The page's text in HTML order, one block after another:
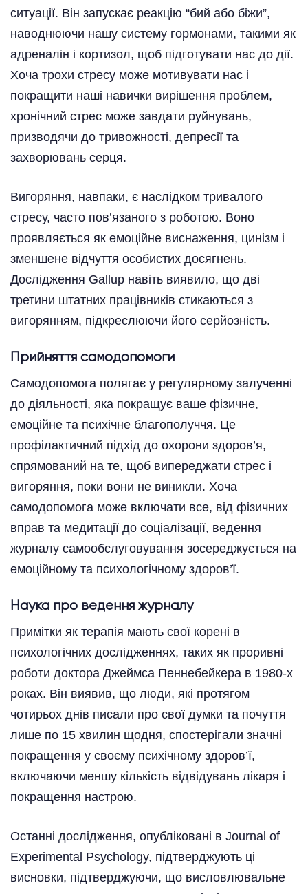
ситуації. Він запускає реакцію “бий або біжи”,
наводнюючи нашу систему гормонами, такими як
адреналін і кортизол, щоб підготувати нас до дії.
Хоча трохи стресу може мотивувати нас і
покращити наші навички вирішення проблем,
хронічний стрес може завдати руйнувань,
призводячи до тривожності, депресії та
захворювань серця.
Вигоряння, навпаки, є наслідком тривалого
стресу, часто пов’язаного з роботою. Воно
проявляється як емоційне виснаження, цинізм і
зменшене відчуття особистих досягнень.
Дослідження Gallup навіть виявило, що дві
третини штатних працівників стикаються з
вигорянням, підкреслюючи його серйозність.
Прийняття самодопомоги
Самодопомога полягає у регулярному залученні
до діяльності, яка покращує ваше фізичне,
емоційне та психічне благополуччя. Це
профілактичний підхід до охорони здоров’я,
спрямований на те, щоб випереджати стрес і
вигоряння, поки вони не виникли. Хоча
самодопомога може включати все, від фізичних
вправ та медитації до соціалізації, ведення
журналу самообслуговування зосереджується на
емоційному та психологічному здоров’ї.
Наука про ведення журналу
Примітки як терапія мають свої корені в
психологічних дослідженнях, таких як проривні
роботи доктора Джеймса Пеннебейкера в 1980-х
роках. Він виявив, що люди, які протягом
чотирьох днів писали про свої думки та почуття
лише по 15 хвилин щодня, спостерігали значні
покращення у своєму психічному здоров’ї,
включаючи меншу кількість відвідувань лікаря і
покращення настрою.
Останні дослідження, опубліковані в Journal of
Experimental Psychology, підтверджують ці
висновки, підтверджуючи, що висловлювальне